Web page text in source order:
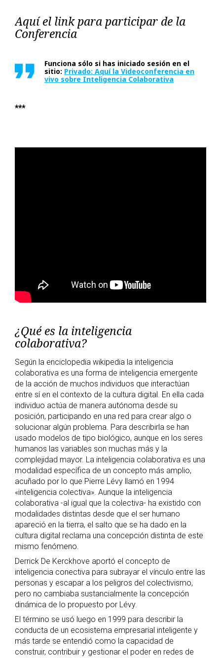
Aquí el link para participar de la
Conferencia
Funciona sólo si has iniciado sesión en el
sitio: Privado: Aquí la Videoconferencia en
vivo sobre Inteligencia Colaborativa
***
¿Qué es la inteligencia
colaborativa?
Según la enciclopedia wikipedia la inteligencia
colaborativa es una forma de inteligencia emergente
de la acción de muchos individuos que interactúan
entre sí en el contexto de la cultura digital. En ella cada
individuo actúa de manera autónoma desde su
posición, participando en una red para crear algo o
solucionar algún problema. Para describirla se han
usado modelos de tipo biológico, aunque en los seres
humanos las variables son muchas más y la
complejidad mayor. La inteligencia colaborativa es una
modalidad específica de un concepto más amplio,
acuñado por lo que Pierre Lévy llamó en 1994
«inteligencia colectiva». Aunque la inteligencia
colaborativa -al igual que la colectiva- ha existido con
modalidades distintas desde que el ser humano
apareció en la tierra, el salto que se ha dado en la
cultura digital reclama una concepción distinta de este
mismo fenómeno.
Derrick De Kerckhove aportó el concepto de
inteligencia conectiva para subrayar el vínculo entre las
personas y escapar a los peligros del colectivismo,
pero no cambiaba sustancialmente la concepción
dinámica de lo propuesto por Lévy.
El término se usó luego en 1999 para describir la
conducta de un ecosistema empresarial inteligente y
más tarde se entendió como la capacidad de
construir, contribuir y gestionar el poder en redes de